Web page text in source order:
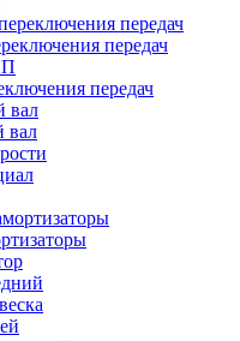
передач
передач
передач
вал
вал